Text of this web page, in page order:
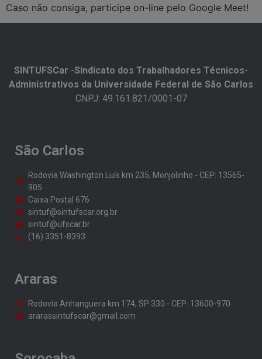
Caso não consiga, participe on-line pelo Google Meet!
SINTUFSCar -Sindicato dos Trabalhadores Técnicos-
Administrativos da Universidade Federal de São Carlos​
CNPJ: 49.161.821/0001-07
São Carlos
Rodovia Washington Luís km 235, Monjolinho - CEP: 13565-
905
Caixa Postal 676
sintuf@sintufscar.org.br
sintuf@ufscar.br
(16) 3351-8393
Araras
Rodovia Anhanguera km 174, SP 330 - CEP: 13600-970
ararassintufscar@gmail.com